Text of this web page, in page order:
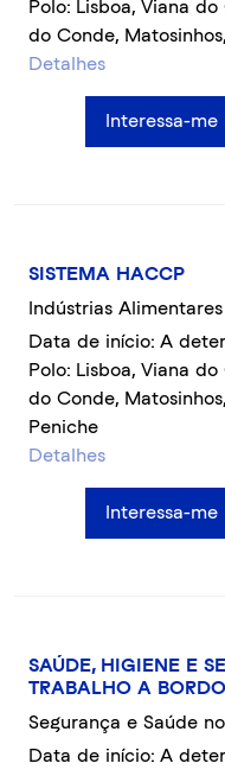
Polo: Lisboa, Viana
do Conde,
Detalhes
Interessa-me
SISTEMA HACCP
Indústrias Alimentares
Data de início: A
Polo: Lisboa, Viana
do Conde,
Peniche
Detalhes
Interessa-me
SAÚDE, HIGIENE E
TRABALHO A
Segurança e Saúde
Data de início: A